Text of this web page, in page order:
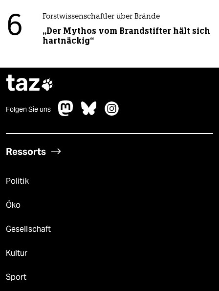
6 Forstwissenschaftler über Brände
„Der Mythos vom Brandstifter hält sich
hartnäckig“
taz
Folgen Sie uns
Ressorts
Politik
Öko
Gesellschaft
Kultur
Sport